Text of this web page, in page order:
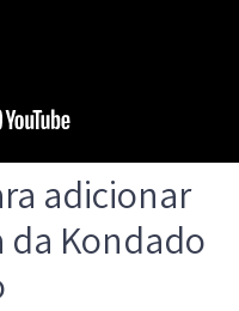
adicionar
da Kondado